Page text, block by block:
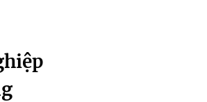
ảnh